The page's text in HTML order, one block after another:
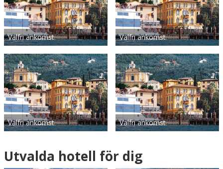
Valfri ankomst Valfri ankomst
Valfri ankomst Valfri ankomst
Utvalda hotell för dig